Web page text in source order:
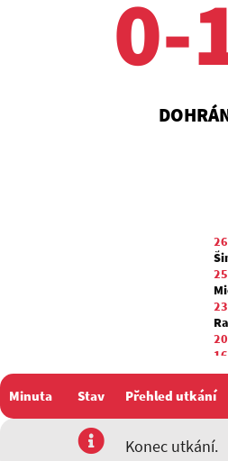
0-
Minuta Stav Přehled utkání
Konec utkání.